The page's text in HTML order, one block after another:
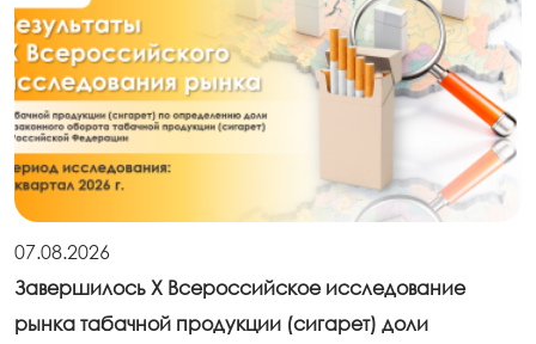
07.08.2026
Завершилось X Всероссийское исследование
рынка табачной продукции (сигарет) доли